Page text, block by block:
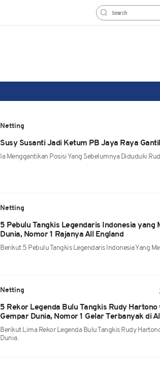
Netting
Susy Susanti Jadi Ketum PB Jaya Raya
Ia Menggantikan Posisi Yang Sebelumnya Diduduki
Netting
5 Pebulu Tangkis Legendaris Indonesia yang
Dunia, Nomor 1 Rajanya All England
Berikut 5 Pebulu Tangkis Legendaris Indonesia Yang
Netting
5 Rekor Legenda Bulu Tangkis Rudy Hartono
Gempar Dunia, Nomor 1 Gelar Terbanyak di
Berikut Lima Rekor Legenda Bulu Tangkis Rudy
Dunia.